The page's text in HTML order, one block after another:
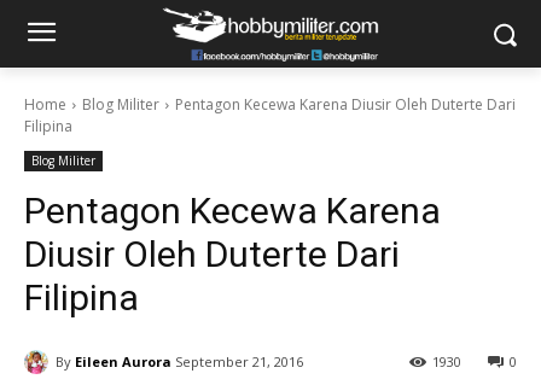
Home Blog Militer
Pentagon Kecewa Karena Diusir Oleh Duterte Dari
Filipina
Blog Militer
Pentagon Kecewa Karena
Diusir Oleh Duterte Dari
Filipina
By Eileen Aurora September 21, 2016 0
1930